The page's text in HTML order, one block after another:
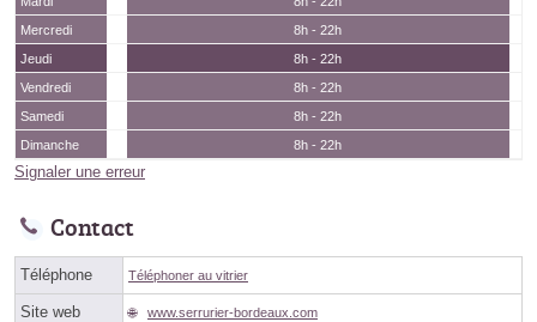
Mercredi
8h - 22h
Jeudi
8h - 22h
Vendredi
8h - 22h
Samedi
8h - 22h
Dimanche
8h - 22h
Signaler une erreur
Contact
Téléphone Téléphoner au vitrier
Site web www.serrurier-bordeaux.com